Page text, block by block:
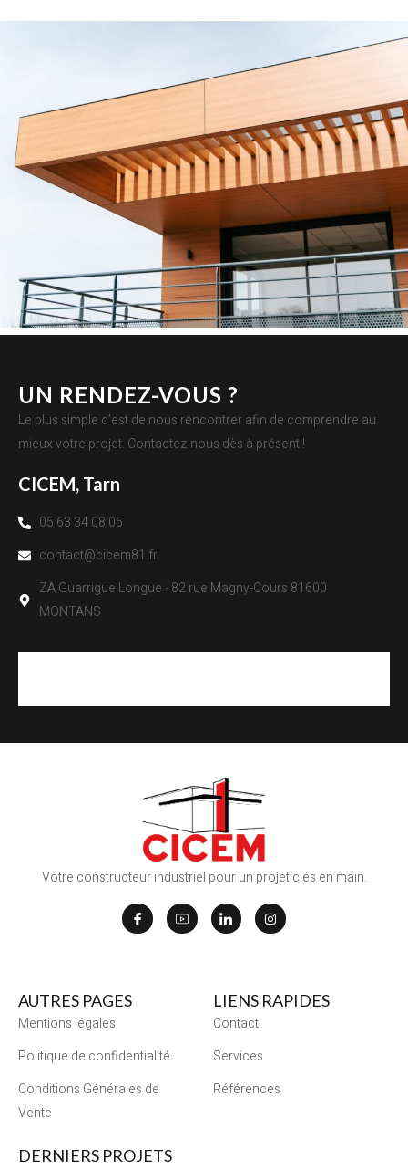
Nous sommes très satisfaits de notre nouveau bureau. Les
travaux ont été réalisés dans les délais et dans le respect de
notre budget. Le rendu répond parfaitement à nos besoins.
José Pecci
AGM TEC
UN RENDEZ-VOUS ?
Le plus simple c’est de nous rencontrer afin de comprendre au
mieux votre projet. Contactez-nous dès à présent !
CICEM, Tarn
05 63 34 08 05
contact@cicem81.fr
ZA Guarrigue Longue - 82 rue Magny-Cours 81600
MONTANS
Votre constructeur industriel pour un projet clés en main.
AUTRES PAGES
Mentions légales
Politique de confidentialité
Conditions Générales de
Vente
LIENS RAPIDES
Contact
Services
Références
DERNIERS PROJETS